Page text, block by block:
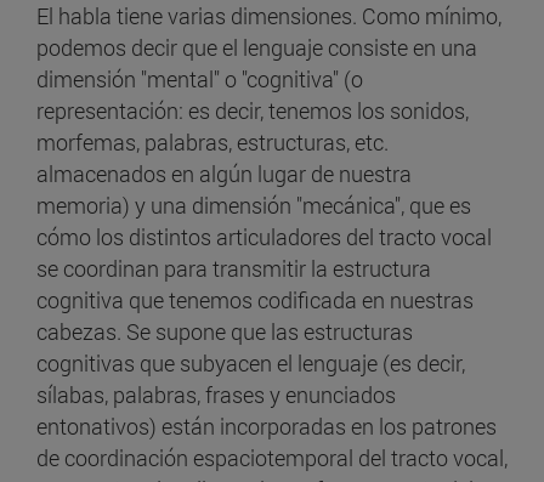
El habla tiene varias dimensiones. Como mínimo,
podemos decir que el lenguaje consiste en una
dimensión "mental" o "cognitiva" (o
representación: es decir, tenemos los sonidos,
morfemas, palabras, estructuras, etc.
almacenados en algún lugar de nuestra
memoria) y una dimensión "mecánica", que es
cómo los distintos articuladores del tracto vocal
se coordinan para transmitir la estructura
cognitiva que tenemos codificada en nuestras
cabezas. Se supone que las estructuras
cognitivas que subyacen el lenguaje (es decir,
sílabas, palabras, frases y enunciados
entonativos) están incorporadas en los patrones
de coordinación espaciotemporal del tracto vocal,